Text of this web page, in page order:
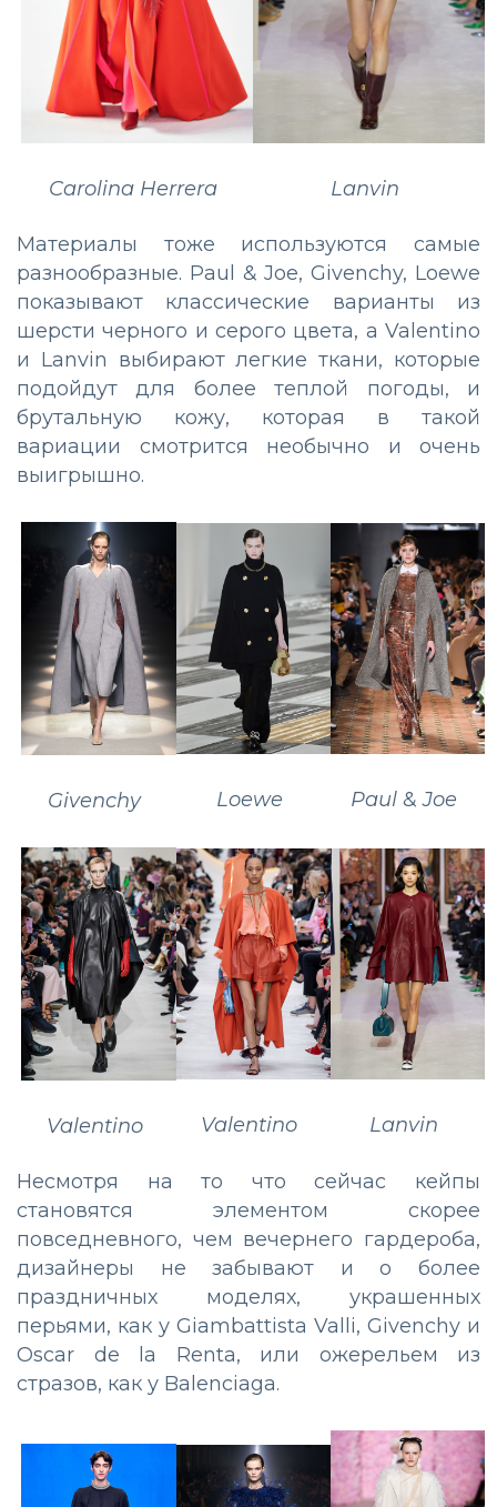
Carolina Herrera Lanvin
Материалы тоже используются самые
разнообразные. Paul & Joe, Givenchy, Loewe
показывают классические варианты из
шерсти черного и серого цвета, а Valentino
и Lanvin выбирают легкие ткани, которые
подойдут для более теплой погоды, и
брутальную кожу, которая в такой
вариации смотрится необычно и очень
выигрышно.
Givenchy Loewe Paul&Joe
Valentino Valentino Lanvin
Несмотря на то что сейчас кейпы
становятся элементом скорее
повседневного, чем вечернего гардероба,
дизайнеры не забывают и о более
праздничных моделях, украшенных
перьями, как у Giambattista Valli, Givenchy и
Oscar de la Renta, или ожерельем из
стразов, как у Balenciaga.